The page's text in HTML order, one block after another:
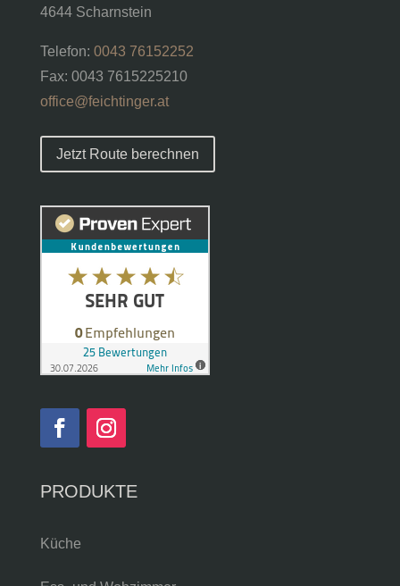
4644 Scharnstein
Telefon: 0043 76152252
Fax: 0043 7615225210
office@feichtinger.at
Jetzt Route berechnen
PRODUKTE
Küche